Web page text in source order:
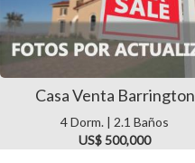
Casa Venta Barrington
4 Dorm. | 2.1 Baños
US$ 500,000